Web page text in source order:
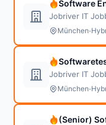
Software
Jobriver IT
München·
Jobriver IT
München·
(Senior)